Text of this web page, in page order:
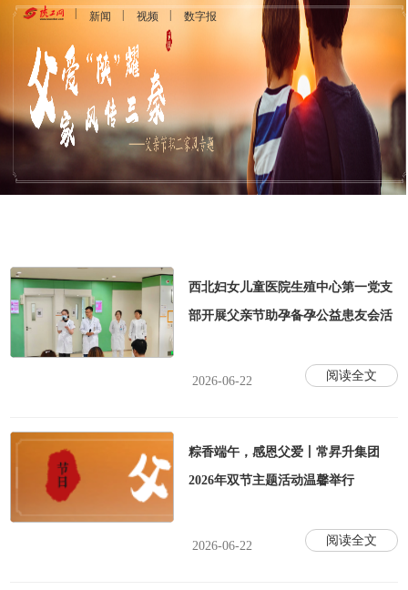
新闻 视频 数字报
西北妇女儿童医院生殖中心第一党支
部开展父亲节助孕备孕公益患友会活
2026-06-22 阅读全文
粽香端午，感恩父爱丨常昇升集团
2026年双节主题活动温馨举行
2026-06-22 阅读全文